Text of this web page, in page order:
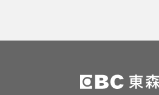
「折腰倒副駕」亡！
MLB／李灝宇代打遭三
給水手終止4連勝